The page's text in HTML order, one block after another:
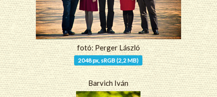
fotó: Perger László
2048 px, sRGB (2,2 MB)
Barvich Iván